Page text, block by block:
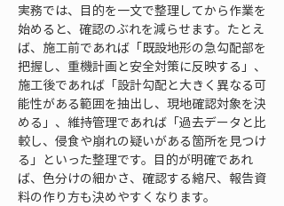
実務では、目的を一文で整理してから作業を
始めると、確認のぶれを減らせます。たとえ
ば、施工前であれば「既設地形の急勾配部を
把握し、重機計画と安全対策に反映する」、
施工後であれば「設計勾配と大きく異なる可
能性がある範囲を抽出し、現地確認対象を決
める」、維持管理であれば「過去データと比
較し、侵食や崩れの疑いがある箇所を見つけ
る」といった整理です。目的が明確であれ
ば、色分けの細かさ、確認する縮尺、報告資
料の作り方も決めやすくなります。